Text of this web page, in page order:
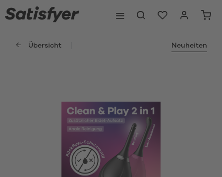
Übersicht Neuheiten